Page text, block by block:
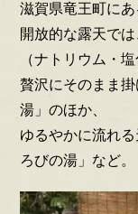
滋賀県竜王町にあ
開放的な露天で
（ナトリウム・
贅沢にそのまま
湯」のほか、
ゆるやかに流れ
ろびの湯」など。